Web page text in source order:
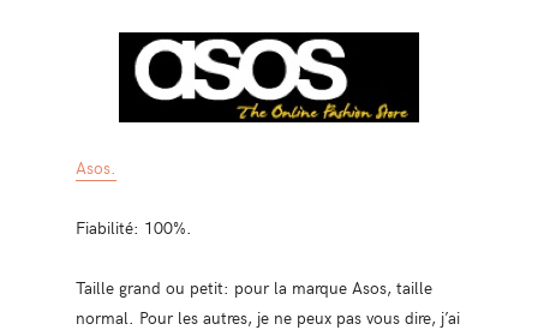
Asos.
Fiabilité: 100%.
Taille grand ou petit: pour la marque Asos, taille
normal. Pour les autres, je ne peux pas vous dire, j’ai